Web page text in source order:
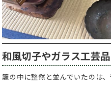
和風切子やガラス工芸品
籠の中に整然と並んでいたのは